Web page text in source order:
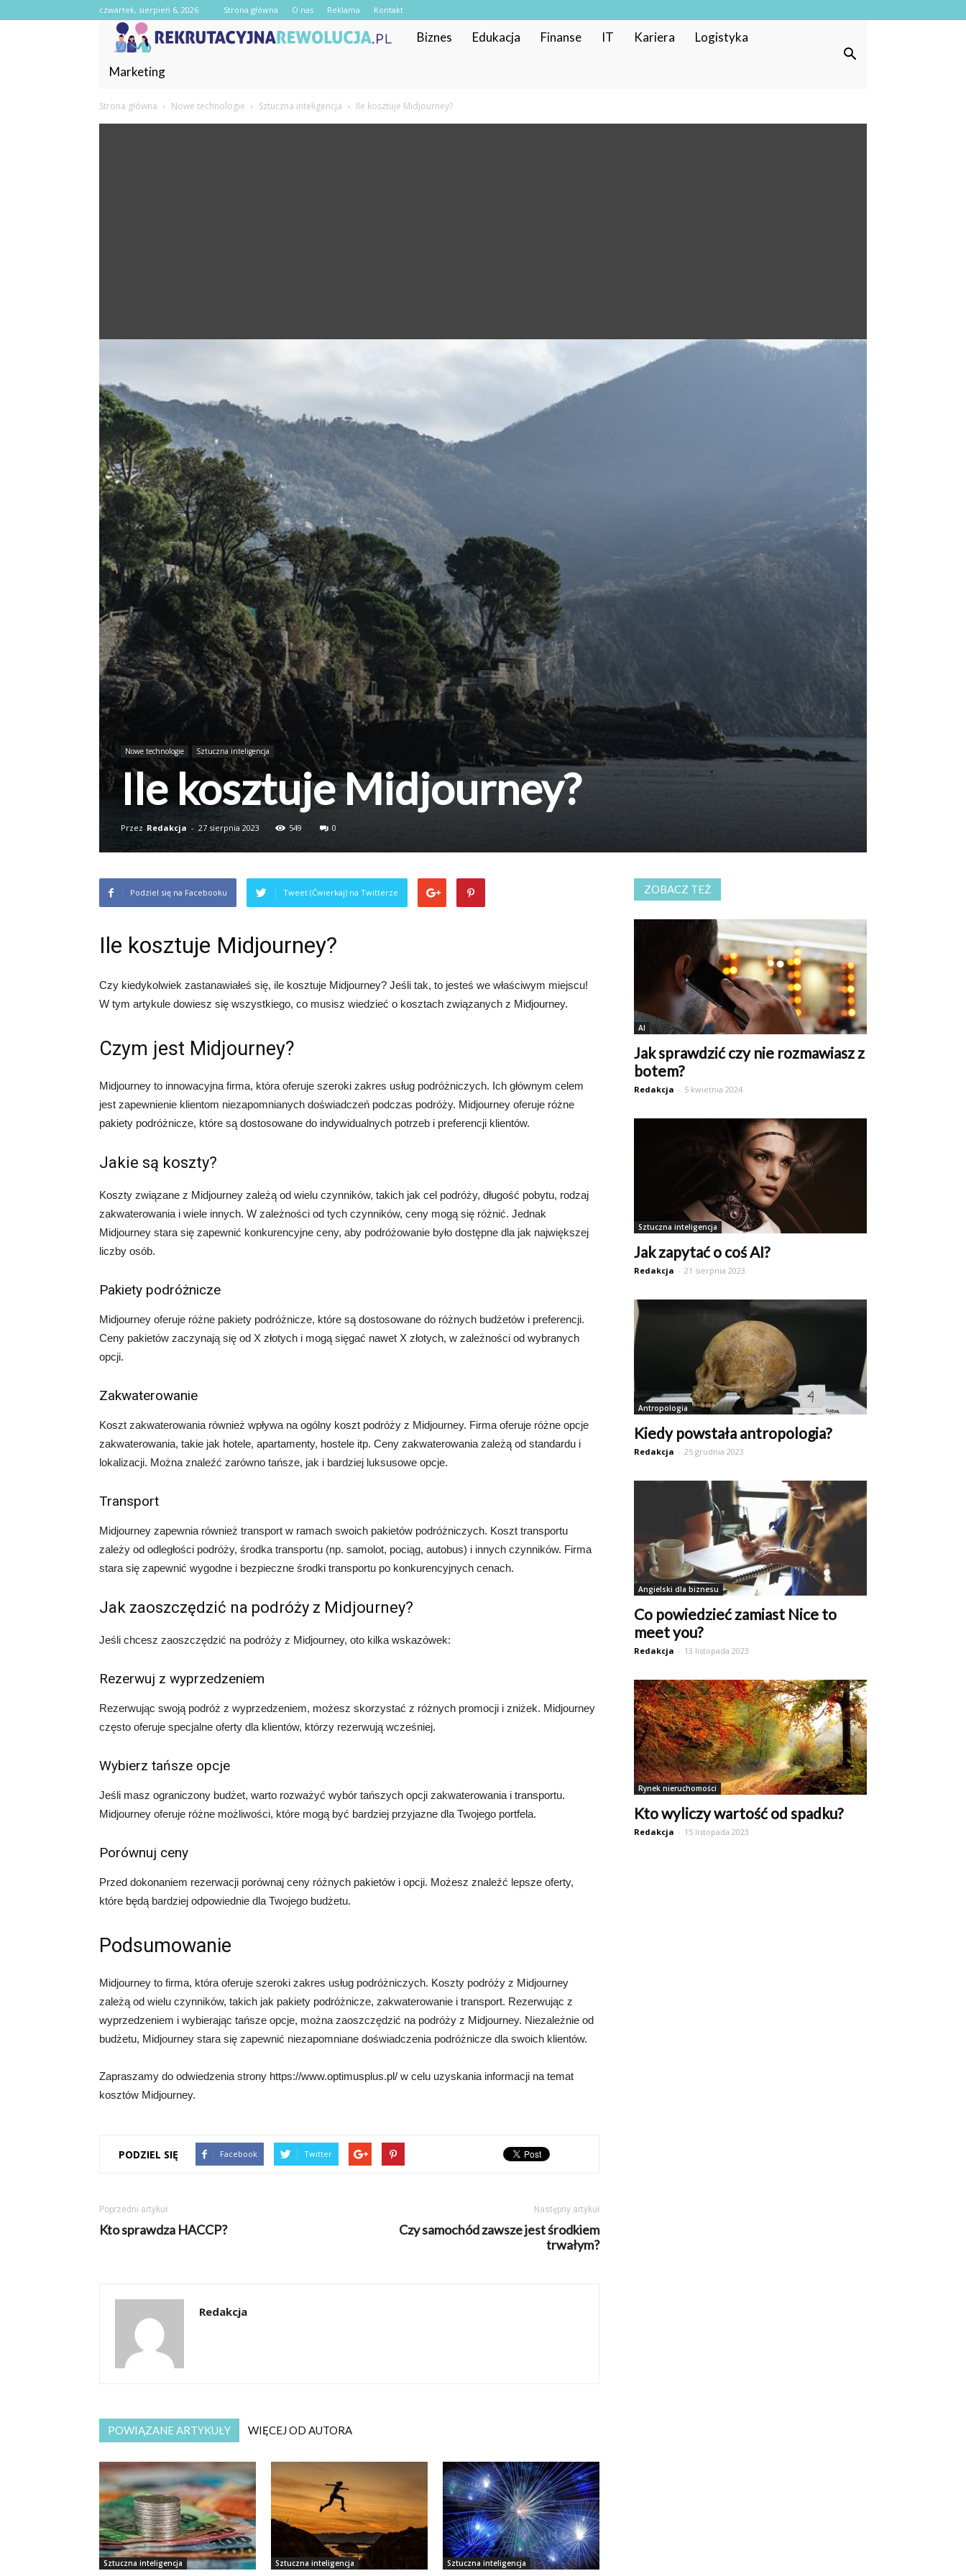
czwartek, sierpień 6, 2026 Strona główna O nas Reklama Kontakt
RekrutacyjnaRewolucja.pl
Biznes Edukacja Finanse IT Kariera Logistyka
Marketing
Strona główna Nowe technologie Sztuczna inteligencja Ile kosztuje Midjourney?
Nowe technologie Sztuczna inteligencja
Ile kosztuje Midjourney?
Przez Redakcja - 27 sierpnia 2023 549 0
Podziel się na Facebooku Tweet (Ćwierkaj) na Twitterze
Ile kosztuje Midjourney?
Czy kiedykolwiek zastanawiałeś się, ile kosztuje Midjourney? Jeśli tak, to jesteś we właściwym miejscu!
W tym artykule dowiesz się wszystkiego, co musisz wiedzieć o kosztach związanych z Midjourney.
Czym jest Midjourney?
Midjourney to innowacyjna firma, która oferuje szeroki zakres usług podróżniczych. Ich głównym celem
jest zapewnienie klientom niezapomnianych doświadczeń podczas podróży. Midjourney oferuje różne
pakiety podróżnicze, które są dostosowane do indywidualnych potrzeb i preferencji klientów.
Jakie są koszty?
Koszty związane z Midjourney zależą od wielu czynników, takich jak cel podróży, długość pobytu, rodzaj
zakwaterowania i wiele innych. W zależności od tych czynników, ceny mogą się różnić. Jednak
Midjourney stara się zapewnić konkurencyjne ceny, aby podróżowanie było dostępne dla jak największej
liczby osób.
Pakiety podróżnicze
Midjourney oferuje różne pakiety podróżnicze, które są dostosowane do różnych budżetów i preferencji.
Ceny pakietów zaczynają się od X złotych i mogą sięgać nawet X złotych, w zależności od wybranych
opcji.
Zakwaterowanie
Koszt zakwaterowania również wpływa na ogólny koszt podróży z Midjourney. Firma oferuje różne opcje
zakwaterowania, takie jak hotele, apartamenty, hostele itp. Ceny zakwaterowania zależą od standardu i
lokalizacji. Można znaleźć zarówno tańsze, jak i bardziej luksusowe opcje.
Transport
Midjourney zapewnia również transport w ramach swoich pakietów podróżniczych. Koszt transportu
zależy od odległości podróży, środka transportu (np. samolot, pociąg, autobus) i innych czynników. Firma
stara się zapewnić wygodne i bezpieczne środki transportu po konkurencyjnych cenach.
Jak zaoszczędzić na podróży z Midjourney?
Jeśli chcesz zaoszczędzić na podróży z Midjourney, oto kilka wskazówek:
Rezerwuj z wyprzedzeniem
Rezerwując swoją podróż z wyprzedzeniem, możesz skorzystać z różnych promocji i zniżek. Midjourney
często oferuje specjalne oferty dla klientów, którzy rezerwują wcześniej.
Wybierz tańsze opcje
Jeśli masz ograniczony budżet, warto rozważyć wybór tańszych opcji zakwaterowania i transportu.
Midjourney oferuje różne możliwości, które mogą być bardziej przyjazne dla Twojego portfela.
Porównuj ceny
Przed dokonaniem rezerwacji porównaj ceny różnych pakietów i opcji. Możesz znaleźć lepsze oferty,
które będą bardziej odpowiednie dla Twojego budżetu.
Podsumowanie
Midjourney to firma, która oferuje szeroki zakres usług podróżniczych. Koszty podróży z Midjourney
zależą od wielu czynników, takich jak pakiety podróżnicze, zakwaterowanie i transport. Rezerwując z
wyprzedzeniem i wybierając tańsze opcje, można zaoszczędzić na podróży z Midjourney. Niezależnie od
budżetu, Midjourney stara się zapewnić niezapomniane doświadczenia podróżnicze dla swoich klientów.
Zapraszamy do odwiedzenia strony https://www.optimusplus.pl/ w celu uzyskania informacji na temat
kosztów Midjourney.
PODZIEL SIĘ Facebook Twitter
Poprzedni artykuł
Kto sprawdza HACCP?
Następny artykuł
Czy samochód zawsze jest środkiem
trwałym?
Redakcja
POWIĄZANE ARTYKUŁY WIĘCEJ OD AUTORA
Sztuczna inteligencja Sztuczna inteligencja Sztuczna inteligencja
ZOBACZ TEŻ
AI
Jak sprawdzić czy nie rozmawiasz z
botem?
Redakcja - 5 kwietnia 2024
Sztuczna inteligencja
Jak zapytać o coś AI?
Redakcja - 21 sierpnia 2023
Antropologia
Kiedy powstała antropologia?
Redakcja - 25 grudnia 2023
Angielski dla biznesu
Co powiedzieć zamiast Nice to
meet you?
Redakcja - 13 listopada 2023
Rynek nieruchomości
Kto wyliczy wartość od spadku?
Redakcja - 15 listopada 2023